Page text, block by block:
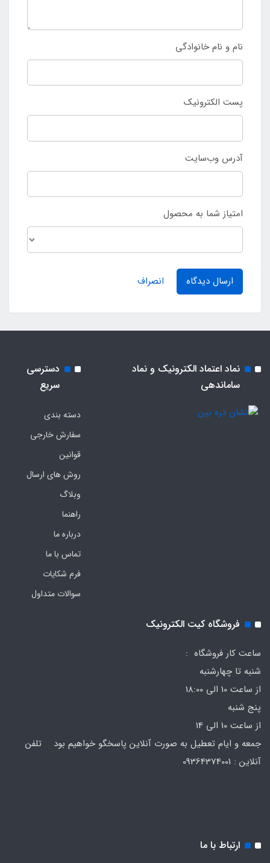
نام و نام خانوادگی
پست الکترونیک
آدرس وب‌سایت
امتیاز شما به محصول
ارسال دیدگاه انصراف
نماد اعتماد الکترونیک و نماد
ساماندهی
دسترسی
سریع
دسته بندی
سفارش خارجی
قوانین
روش های ارسال
وبلاگ
راهنما
درباره ما
تماس با ما
فرم‌ شکایات
سوالات متداول
فروشگاه کیت الکترونیک
ساعت کار فروشگاه :
شنبه تا چهارشنبه
از ساعت 10 الی 18:00
پنج شنبه
از ساعت 10 الی 14
جمعه و ایام تعطیل به صورت آنلاین پاسخگو خواهیم بود تلفن
ارتباط با ما